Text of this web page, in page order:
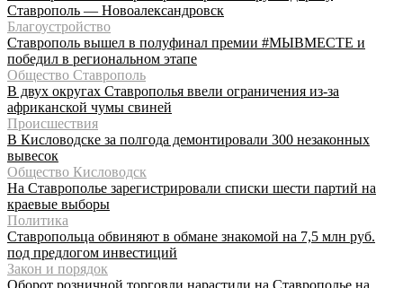
Ставрополь — Новоалександровск
Благоустройство
Ставрополь вышел в полуфинал премии #МЫВМЕСТЕ и
победил в региональном этапе
Общество Ставрополь
В двух округах Ставрополья ввели ограничения из-за
африканской чумы свиней
Происшествия
В Кисловодске за полгода демонтировали 300 незаконных
вывесок
Общество Кисловодск
На Ставрополье зарегистрировали списки шести партий на
краевые выборы
Политика
Ставропольца обвиняют в обмане знакомой на 7,5 млн руб.
под предлогом инвестиций
Закон и порядок
Оборот розничной торговли нарастили на Ставрополье на